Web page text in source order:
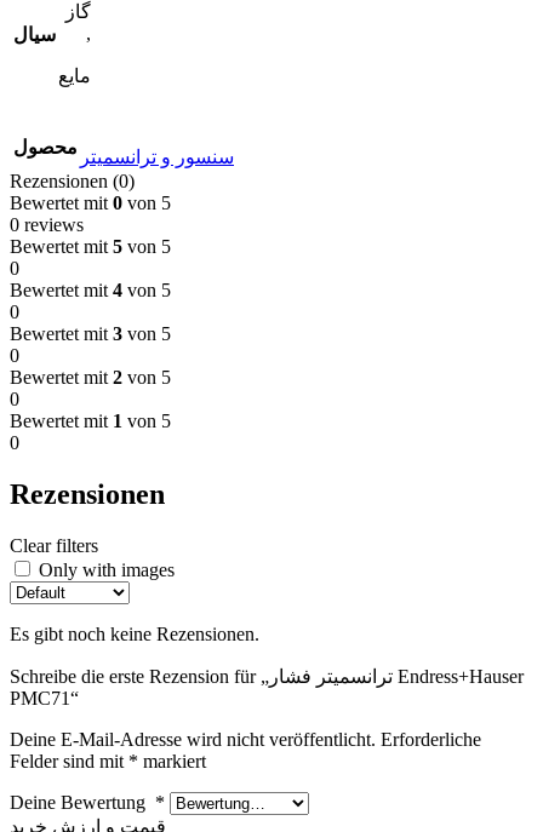
سیال
گاز
,
مایع
محصول سنسور و ترانسمیتر
Rezensionen (0)
Bewertet mit 0 von 5
0 reviews
Bewertet mit 5 von 5
0
Bewertet mit 4 von 5
0
Bewertet mit 3 von 5
0
Bewertet mit 2 von 5
0
Bewertet mit 1 von 5
0
Rezensionen
Clear filters
Only with images
Es gibt noch keine Rezensionen.
Schreibe die erste Rezension für „ترانسمیتر فشار Endress+Hauser
PMC71“
Deine E-Mail-Adresse wird nicht veröffentlicht. Erforderliche
Felder sind mit * markiert
Deine Bewertung *
قیمت و ارزش خرید